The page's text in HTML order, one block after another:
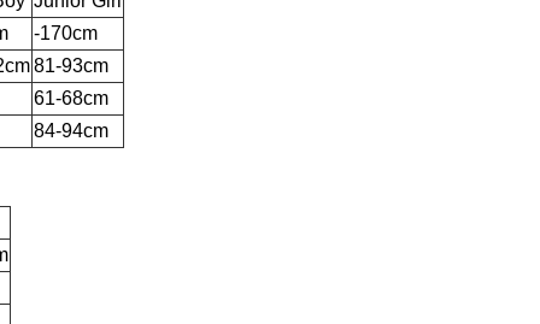
-170cm
81-93cm
61-68cm
84-94cm